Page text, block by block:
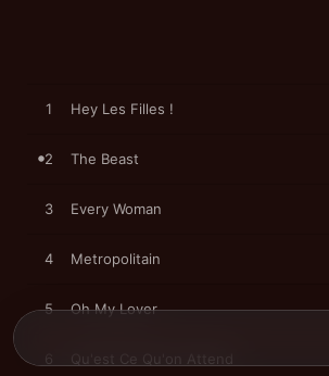
1 Hey Les Filles !
2 The Beast
3 Every Woman
4 Metropolitain
5 Oh My Lover
6 Qu'est Ce Qu'on Attend